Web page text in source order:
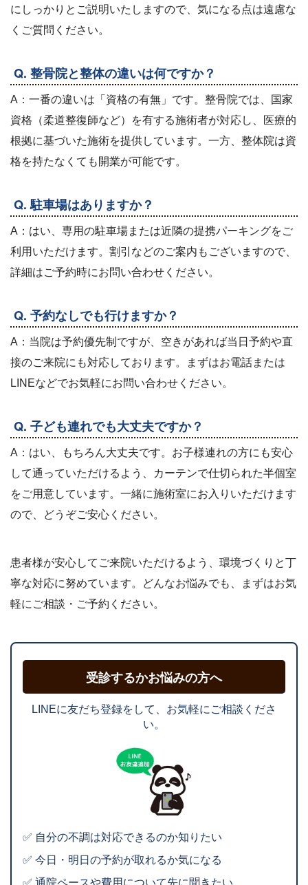
にしっかりとご説明いたしますので、気になる点は遠慮な
くご質問ください。
Q. 整骨院と整体の違いは何ですか？
A：一番の違いは「資格の有無」です。整骨院では、国家
資格（柔道整復師など）を有する施術者が対応し、医療的
根拠に基づいた施術を提供しています。一方、整体院は資
格を持たなくても開業が可能です。
Q. 駐車場はありますか？
A：はい、専用の駐車場または近隣の提携パーキングをご
利用いただけます。割引などのご案内もございますので、
詳細はご予約時にお問い合わせください。
Q. 予約なしでも行けますか？
A：当院は予約優先制ですが、空きがあれば当日予約や直
接のご来院にも対応しております。まずはお電話または
LINEなどでお気軽にお問い合わせください。
Q. 子ども連れでも大丈夫ですか？
A：はい、もちろん大丈夫です。お子様連れの方にも安心
して通っていただけるよう、カーテンで仕切られた半個室
をご用意しています。一緒に施術室にお入りいただけます
ので、どうぞご安心ください。
患者様が安心してご来院いただけるよう、環境づくりと丁
寧な対応に努めています。どんなお悩みでも、まずはお気
軽にご相談・ご予約ください。
受診するかお悩みの方へ
LINEに友だち登録をして、お気軽にご相談くださ
い。
✅ 自分の不調は対応できるのか知りたい
✅ 今日・明日の予約が取れるか気になる
✅ 通院ペースや費用について先に聞きたい